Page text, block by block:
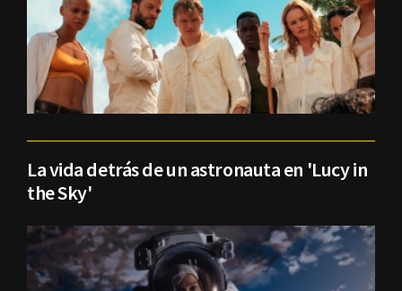
La vida detrás de un astronauta en 'Lucy in
the Sky'